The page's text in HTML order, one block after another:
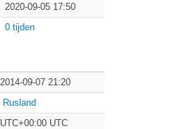
2020-09-05 17:50
0 tijden
2014-09-07 21:20
Rusland
UTC+00:00 UTC